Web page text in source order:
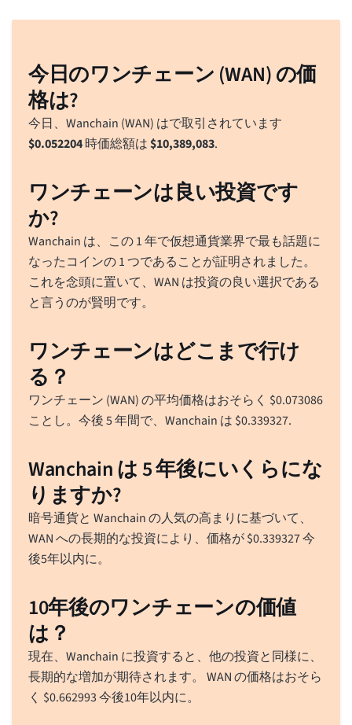
今日のワンチェーン (WAN) の価
格は?
今日、Wanchain (WAN) はで取引されています
$0.052204時価総額は$10,389,083.
ワンチェーンは良い投資です
か?
Wanchain は、この 1 年で仮想通貨業界で最も話題に
なったコインの 1 つであることが証明されました。
これを念頭に置いて、WAN は投資の良い選択である
と言うのが賢明です。
ワンチェーンはどこまで行け
る？
ワンチェーン (WAN) の平均価格はおそらく $0.073086
ことし。今後 5 年間で、Wanchain は $0.339327.
Wanchain は 5 年後にいくらにな
りますか?
暗号通貨と Wanchain の人気の高まりに基づいて、
WAN への長期的な投資により、価格が$0.339327今
後5年以内に。
10年後のワンチェーンの価値
は？
現在、Wanchain に投資すると、他の投資と同様に、
長期的な増加が期待されます。 WAN の価格はおそら
く $0.662993今後10年以内に。